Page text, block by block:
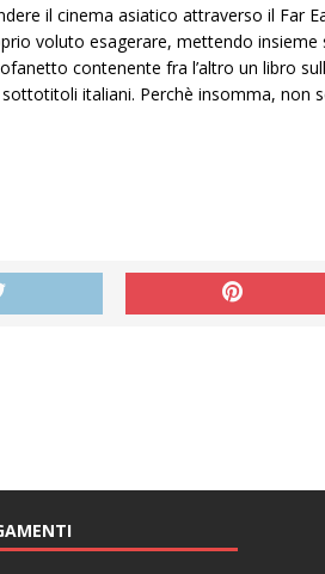
il cinema asiatico attraverso il Far
voluto esagerare, mettendo
contenente fra l’altro un libro
italiani. Perchè insomma, non